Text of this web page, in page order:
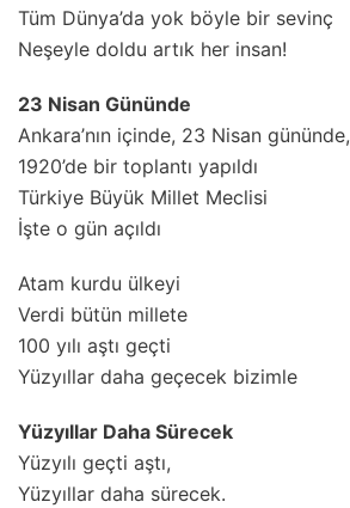
Tüm Dünya’da yok böyle bir sevinç
Neşeyle doldu artık her insan!
23 Nisan Gününde
Ankara’nın içinde, 23 Nisan gününde,
1920’de bir toplantı yapıldı
Türkiye Büyük Millet Meclisi
İşte o gün açıldı
Atam kurdu ülkeyi
Verdi bütün millete
100 yılı aştı geçti
Yüzyıllar daha geçecek bizimle
Yüzyıllar Daha Sürecek
Yüzyılı geçti aştı,
Yüzyıllar daha sürecek.